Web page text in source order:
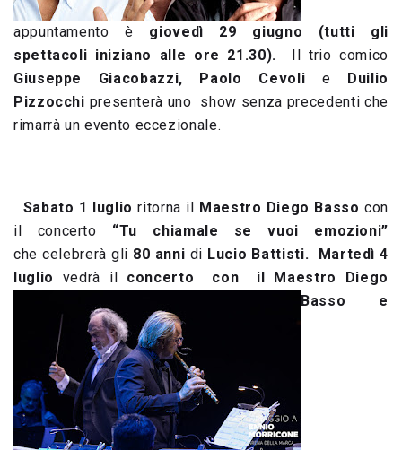
appuntamento è giovedì 29 giugno (tutti gli
spettacoli iniziano alle ore 21.30).
Il trio comico
Giuseppe Giacobazzi, Paolo Cevoli e Duilio
Pizzocchi presenterà uno show senza precedenti che
rimarrà un evento eccezionale.
Sabato 1 luglio ritorna il Maestro Diego Basso con
il concerto “Tu chiamale se vuoi emozioni”
che celebrerà gli 80 anni di Lucio Battisti. Martedì 4
luglio vedrà il concerto con il Maestro
Diego
Basso e